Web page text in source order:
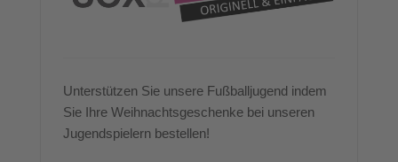
Unterstützen Sie unsere Fußballjugend indem
Sie Ihre Weihnachtsgeschenke bei unseren
Jugendspielern bestellen!